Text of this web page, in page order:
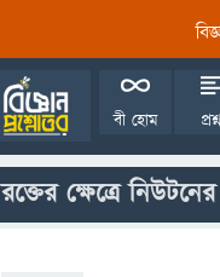
বী হোম প্রশ্ন
রক্তের ক্ষেত্রে